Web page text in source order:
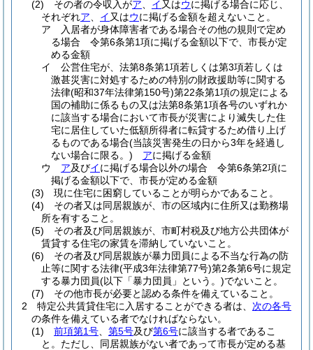
(2)
その者の令収入がア イ 又はウに掲げる場合に応じ、
それぞれア イ 又はウに掲げる金額を超えないこと。
ア
入居者が身体障害者である場合その他の規則で定め
る場合 令第6条第1項に掲げる金額以下で、市長が定
める金額
イ
公営住宅が、法第8条第1項若しくは第3項若しくは
激甚災害に対処するための特別の財政援助等に関する
法律(昭和37年法律第150号)第22条第1項の規定による
国の補助に係るもの又は法第8条第1項各号のいずれか
に該当する場合において市長が災害により滅失した住
宅に居住していた低額所得者に転貸するため借り上げ
るものである場合(当該災害発生の日から3年を経過し
ない場合に限る。)
アに掲げる金額
ウ
ア及びイに掲げる場合以外の場合 令第6条第2項に
掲げる金額以下で、市長が定める金額
(3)
現に住宅に困窮していることが明らかであること。
(4)
その者又は同居親族が、市の区域内に住所又は勤務場
所を有すること。
(5)
その者及び同居親族が、市町村税及び地方公共団体が
賃貸する住宅の家賃を滞納していないこと。
(6)
その者及び同居親族が暴力団員による不当な行為の防
止等に関する法律(平成3年法律第77号)第2条第6号に規定
する暴力団員(以下「暴力団員」という。)でないこと。
(7)
その他市長が必要と認める条件を備えていること。
2
特定公共賃貸住宅に入居することができる者は、 次の各号
の条件を備えている者でなければならない。
(1)
前項第1号 第5号及び第6号に該当する者であるこ
と。 ただし、同居親族がない者であって市長が定める基